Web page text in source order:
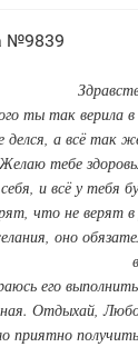
№9839
так верила в
делся, а всё так
тебе
себя, и всё у тебя
что не верят в
оно
его
Отдыхай,
приятно